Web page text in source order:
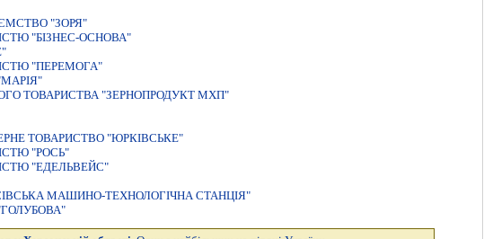
"ЗОРЯ"
"БІЗНЕС-ОСНОВА"
"ПЕРЕМОГА"
ТОВАРИСТВА "ЗЕРНОПРОДУКТ МХП"
ТОВАРИСТВО "ЮРКIВСЬКЕ"
"РОСЬ"
"ЕДЕЛЬВЕЙС"
МАШИНО-ТЕХНОЛОГIЧНА СТАНЦIЯ"